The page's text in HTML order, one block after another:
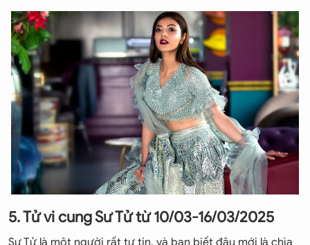
5. Tử vi cung Sư Tử từ 10/03-16/03/2025